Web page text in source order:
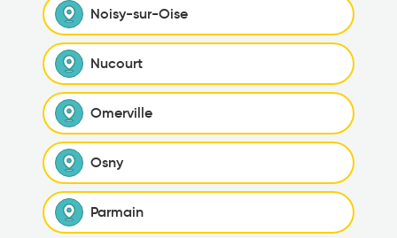
Noisy-sur-Oise
Nucourt
Omerville
Osny
Parmain